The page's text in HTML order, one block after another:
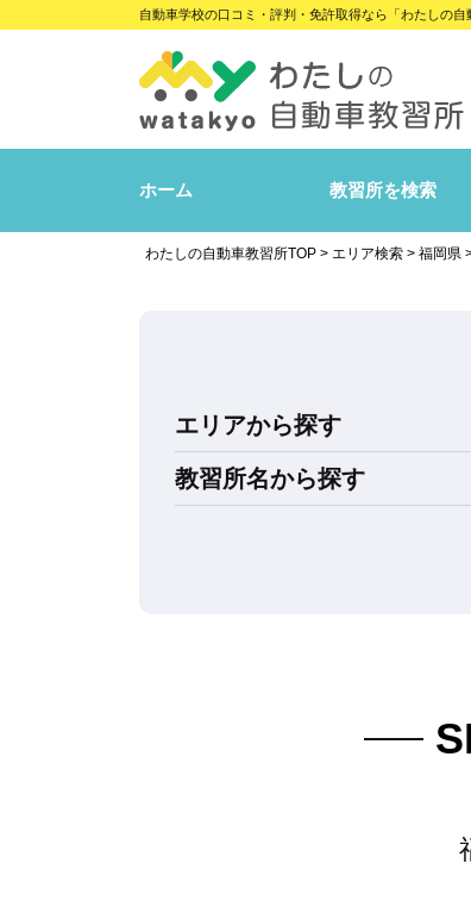
自動車学校の口コミ・評判・免許取得なら「わたしの自
ホーム 教習所を検索
わたしの自動車教習所TOP > エリア検索 > 福岡県
エリアから探す
教習所名から探す